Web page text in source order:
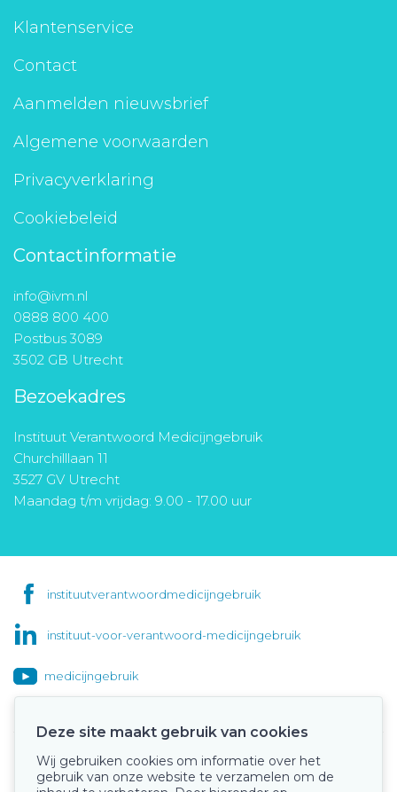
Klantenservice
Contact
Aanmelden nieuwsbrief
Algemene voorwaarden
Privacyverklaring
Cookiebeleid
Contactinformatie
info@ivm.nl
0888 800 400
Postbus 3089
3502 GB Utrecht
Bezoekadres
Instituut Verantwoord Medicijngebruik
Churchilllaan 11
3527 GV Utrecht
Maandag t/m vrijdag: 9.00 - 17.00 uur
instituutverantwoordmedicijngebruik
instituut-voor-verantwoord-medicijngebruik
medicijngebruik
Onze keurmerken
Deze site maakt gebruik van cookies
Wij gebruiken cookies om informatie over het
gebruik van onze website te verzamelen om de